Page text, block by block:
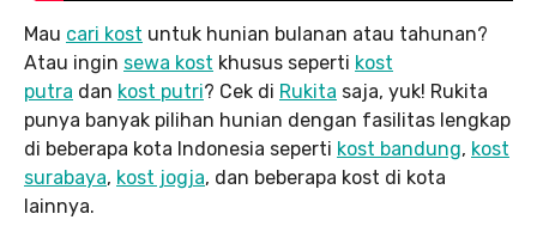
Mau cari kost untuk hunian bulanan atau tahunan?
Atau ingin sewa kost khusus seperti kost
putra dan kost putri? Cek di Rukita saja, yuk! Rukita
punya banyak pilihan hunian dengan fasilitas lengkap
di beberapa kota Indonesia seperti kost bandung, kost
surabaya, kost jogja, dan beberapa kost di kota
lainnya.